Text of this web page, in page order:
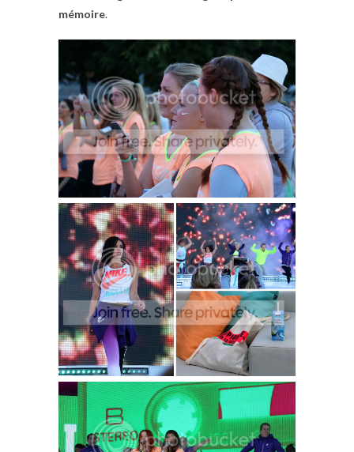
mémoire.